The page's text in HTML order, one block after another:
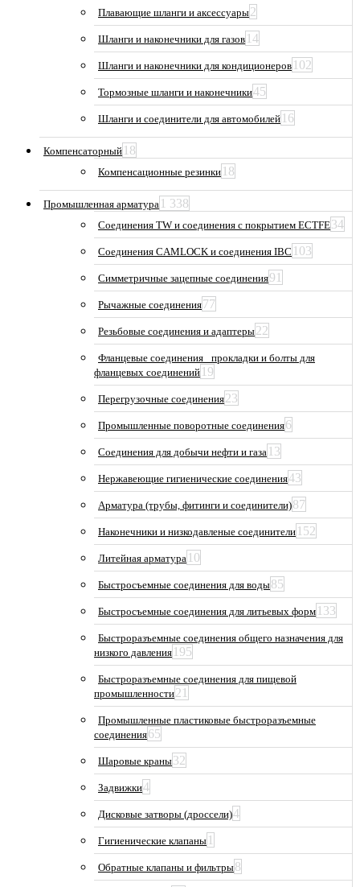
Плавающие шланги и аксессуары2
Шланги и наконечники для газов 14
Шланги и наконечники для кондиционеров 102
Тормозные шланги и наконечники45
Шланги и соединители для автомобилей 16
Компенсаторный 18
Компенсационные резинки 18
Промышленная арматура 1 338
Соединения TW и соединения с покрытием ECTFE34
Соединения CAMLOCK и соединения IBC 103
Симметричные зацепные соединения91
Рычажные соединения77
Резьбовые соединения и адаптеры22
Фланцевые соединения_ прокладки и болты для
фланцевых соединений 19
Перегрузочные соединения23
Промышленные поворотные соединения6
Соединения для добычи нефти и газа 13
Нержавеющие гигиенические соединения43
Арматура (трубы, фитинги и соединители)87
Наконечники и низкодавленые соединители 152
Литейная арматура 10
Быстросъемные соединения для воды85
Быстросъемные соединения для литьевых форм 133
Быстроразъемные соединения общего назначения для
низкого давления 195
Быстроразъемные соединения для пищевой
промышленности21
Промышленные пластиковые быстроразъемные
соединения65
Шаровые краны32
Задвижки4
Дисковые затворы (дроссели)4
Гигиенические клапаны 1
Обратные клапаны и фильтры8